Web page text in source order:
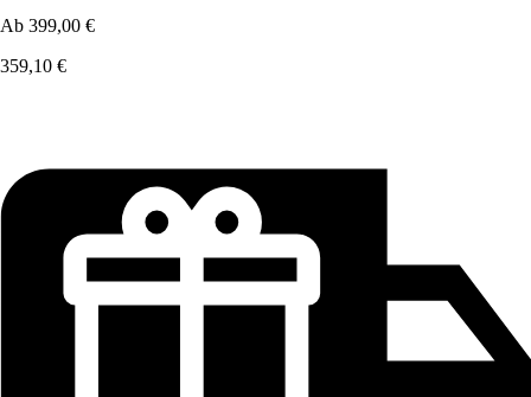
Ab 399,00 €
359,10 €